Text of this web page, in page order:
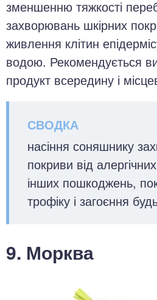
зменшенню тяжкості
захворювань шкірних
живлення клітин
водою. Рекомендується
продукт всередину і
насіння соняшнику
покриви від
інших пошкоджень,
трофіку і загоєння
9. Морква